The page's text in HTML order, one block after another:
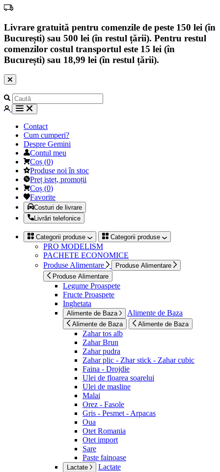
Livrare gratuită pentru comenzile de peste 150 lei (în
București) sau 500 lei (în restul țării). Pentru restul
comenzilor costul transportul este 15 lei (în
București) sau 18,99 lei (în restul țării).
Contact
Cum cumperi?
Despre Gemini
Contul meu
Coș (0)
Produse noi în stoc
Preț isteț, promoții
Coș (0)
Favorite
Costuri de livrare
Livrări telefonice
Categorii produse Categorii produse
PRO MODELISM
PACHETE ECONOMICE
Produse Alimentare
Produse Alimentare
Produse Alimentare
Legume Proaspete
Fructe Proaspete
Inghetata
Alimente de Baza Alimente de Baza
Alimente de Baza Alimente de Baza
Zahar tos alb
Zahar Brun
Zahar pudra
Zahar plic - Zhar stick - Zahar cubic
Faina - Drojdie
Ulei de floarea soarelui
Ulei de masline
Malai
Orez - Fasole
Gris - Pesmet - Arpacas
Oua
Otet Romania
Otet import
Sare
Paste fainoase
Lactate Lactate